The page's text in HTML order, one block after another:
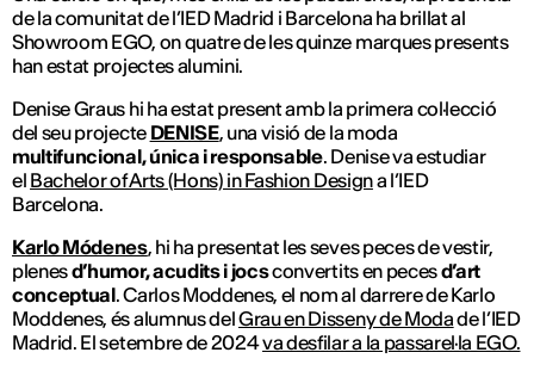
de la comunitat de l’IED Madrid i Barcelona ha brillat al
Showroom EGO, on quatre de les quinze marques presents
han estat projectes alumini.
Denise Graus hi ha estat present amb la primera col·lecció
del seu projecte DENISE, una visió de la moda
multifuncional, única i responsable. Denise va estudiar
el Bachelor of Arts (Hons) in Fashion Designa l’IED
Barcelona.
Karlo Módenes, hi ha presentat les seves peces de vestir,
plenesd’humor, acudits i jocsconvertits en pecesd’art
conceptual. Carlos Moddenes, el nom al darrere de Karlo
Moddenes, és alumnus delGrau en Disseny de Modade l’IED
Madrid. El setembre de 2024va desfilar a la passarel·la EGO.